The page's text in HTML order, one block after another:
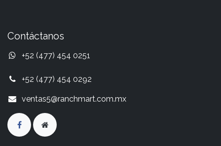
Contáctanos
+52 (477) 454 0251
+52 (477) 454 0292
ventas5@ranchmart.com.mx